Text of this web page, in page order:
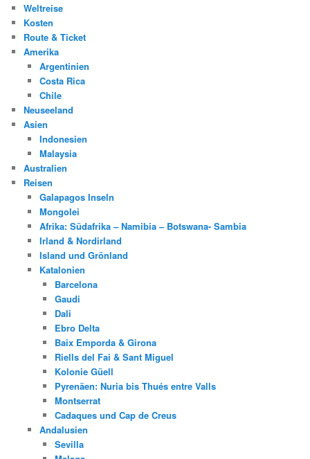
Weltreise
Kosten
Route & Ticket
Amerika
Argentinien
Costa Rica
Chile
Neuseeland
Asien
Indonesien
Malaysia
Australien
Reisen
Galapagos Inseln
Mongolei
Afrika: Südafrika – Namibia – Botswana- Sambia
Irland & Nordirland
Island und Grönland
Katalonien
Barcelona
Gaudi
Dali
Ebro Delta
Baix Emporda & Girona
Riells del Fai & Sant Miguel
Kolonie Güell
Pyrenäen: Nuria bis Thués entre Valls
Montserrat
Cadaques und Cap de Creus
Andalusien
Sevilla